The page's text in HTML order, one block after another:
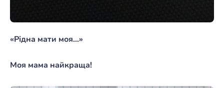
«Рідна мати моя…»
Моя мама найкраща!